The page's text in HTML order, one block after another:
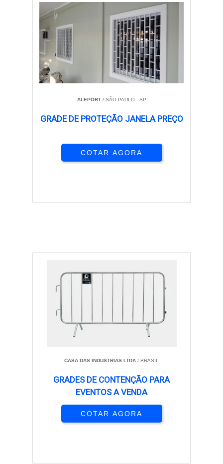
ALEPORT/ SÃO PAULO - SP
GRADE DE PROTEÇÃO JANELA PREÇO
COTAR AGORA
CASA DAS INDUSTRIAS LTDA / BRASIL
GRADES DE CONTENÇÃO PARA
EVENTOS A VENDA
COTAR AGORA